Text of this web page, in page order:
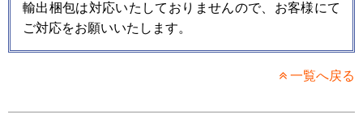
輸出梱包は対応いたしておりませんので、お客様にて
ご対応をお願いいたします。
一覧へ戻る